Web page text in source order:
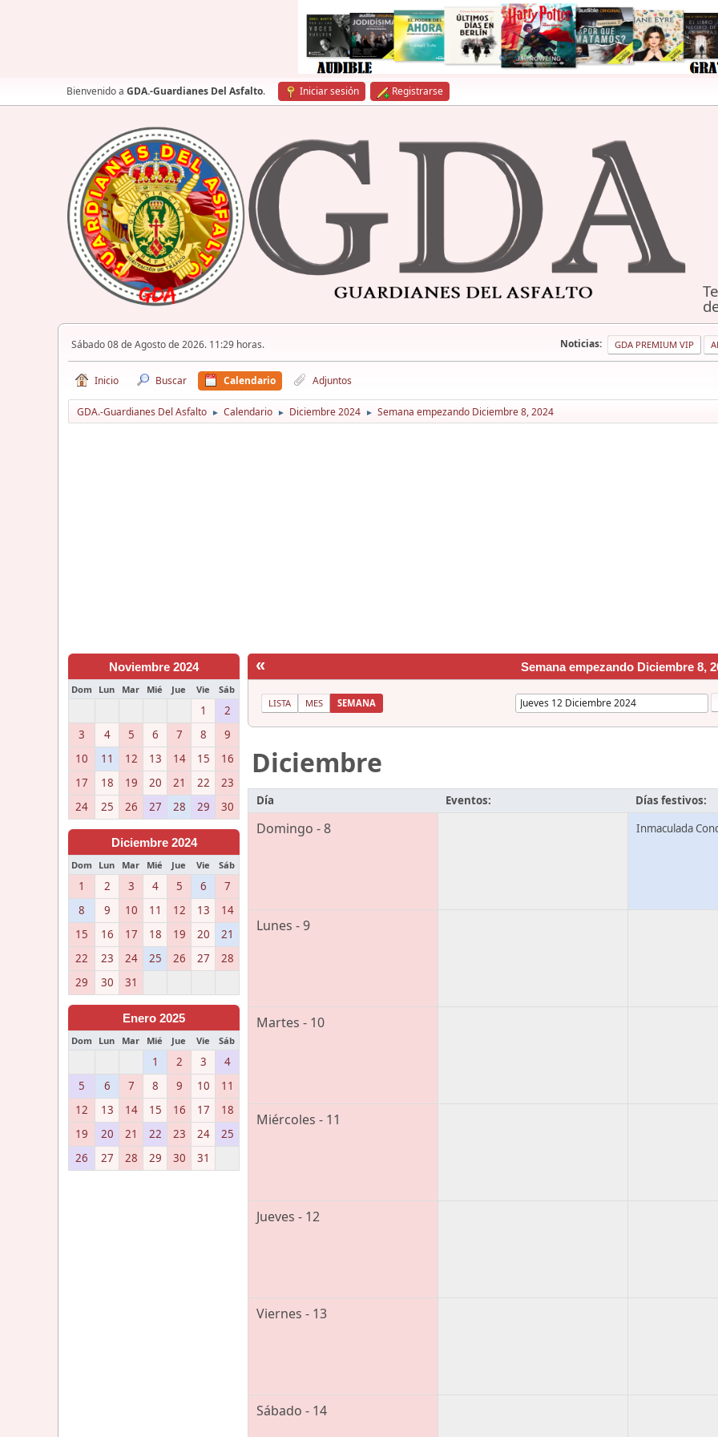
Bienvenido a GDA.-Guardianes Del Asfalto. Iniciar sesión Registrarse
Sábado 08 de Agosto de 2026. 11:29 horas. Noticias: GDA PREMIUM VIP
Inicio Buscar Calendario Adjuntos
GDA.-Guardianes Del Asfalto ► Calendario ► Diciembre 2024 ► Semana empezando Diciembre 8, 2024
Noviembre 2024
Dom Lun Mar Mié Jue Vie Sáb
1
2
3
4 5 6 7 8
9
10
11 12 13 14 15
16
17
18 19 20 21 22
23
24
25 26 27 28 29 30
Diciembre 2024
Dom Lun Mar Mié Jue Vie Sáb
1 2 3 4 5 6
7
8
9 10 11 12 13
14
15
16 17 18 19 20
21
22
23 24 25 26 27
28
29
30 31
Enero 2025
Dom Lun Mar Mié Jue Vie Sáb
1 2 3
4
5
6 7 8 9 10
11
12
13 14 15 16 17
18
19
20 21 22 23 24
25
26
27 28 29 30 31
« Semana empezando Diciembre 8,
LISTA MES SEMANA
Diciembre
Día Eventos: Días festivos:
Domingo - 8 Inmaculada
Lunes - 9
Martes - 10
Miércoles - 11
Jueves - 12
Viernes - 13
Sábado - 14